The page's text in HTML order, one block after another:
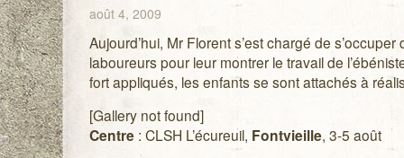
août 4, 2009
Aujourd’hui, Mr Florent s’est chargé de
laboureurs pour leur montrer le travail de
fort appliqués, les enfants se sont attachés à
[Gallery not found]
Centre: CLSH L’écureuil, Fontvieille, 3-5 août